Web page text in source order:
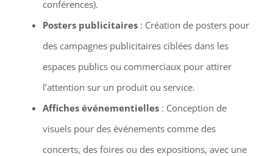
conférences).
Posters publicitaires: Création de posters pour
des campagnes publicitaires ciblées dans les
espaces publics ou commerciaux pour attirer
l’attention sur un produit ou service.
Affiches événementielles: Conception de
visuels pour des événements comme des
concerts, des foires ou des expositions, avec une